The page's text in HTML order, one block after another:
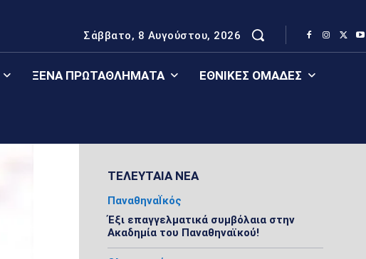
Σάββατο, 8 Αυγούστου, 2026
ΞΈΝΑ ΠΡΩΤΑΘΛΉΜΑΤΑ ΕΘΝΙΚΈΣ ΟΜΆΔΕΣ
ΤΕΛΕΥΤΑΙΑ ΝΕΑ
ΠαναθηναΪκός
Έξι επαγγελματικά συμβόλαια στην
Ακαδημία του Παναθηναϊκού!